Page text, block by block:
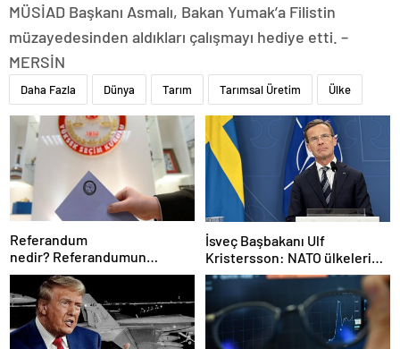
MÜSİAD Başkanı Asmalı, Bakan Yumak’a Filistin
müzayedesinden aldıkları çalışmayı hediye etti. –
MERSİN
Daha Fazla Dünya Tarım Tarımsal Üretim Ülke
Referandum
nedir? Referandumun
yapılma nedenleri
İsveç Başbakanı Ulf
Kristersson: NATO ülkeleri
savunma harcamalarını
artıracak